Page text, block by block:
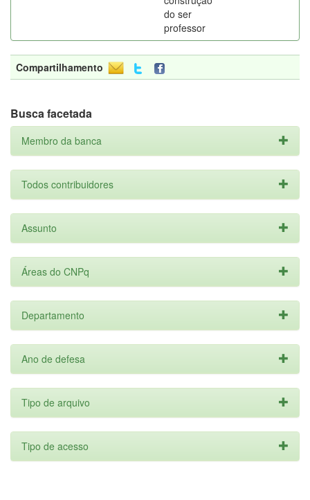
do ser
professor
Compartilhamento
Busca facetada
Membro da banca
Todos contribuidores
Assunto
Áreas do CNPq
Departamento
Ano de defesa
Tipo de arquivo
Tipo de acesso